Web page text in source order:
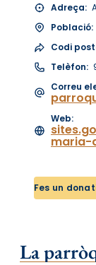
Adreça:
Població:
Codi
Telèfon:
Correu
Web:
maria-
Fes un
La